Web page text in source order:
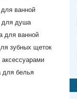
ванной
для душа
для ванной
зубных щеток
аксессуарами
для белья